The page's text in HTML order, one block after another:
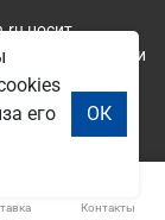
носит
характер и ни
Всю
телефонам
Контакты
его
ОК